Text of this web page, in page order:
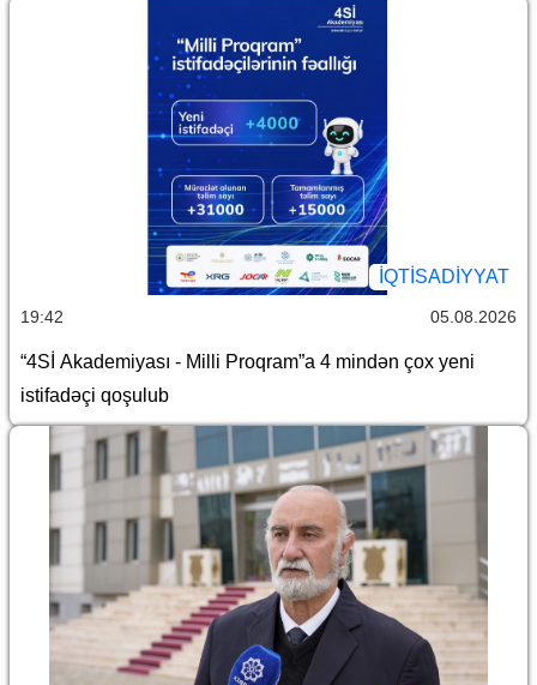
İQTİSADİYYAT
19:42 05.08.2026
“4Sİ Akademiyası - Milli Proqram”a 4 mindən çox yeni
istifadəçi qoşulub